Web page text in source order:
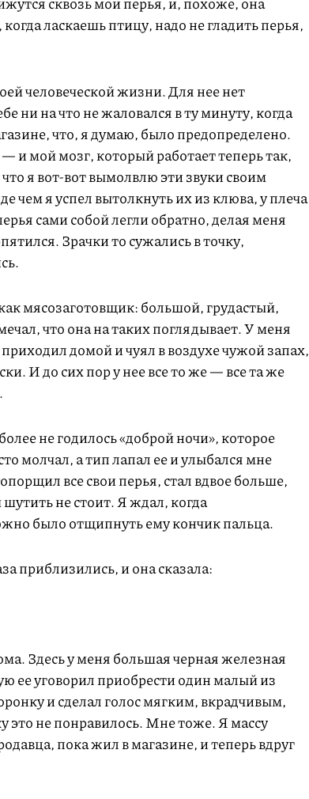
ласкаешь птицу, надо не гладить перья,
человеческой жизни. Для нее нет
ни на что не жаловался в ту минуту, когда
что, я думаю, было предопределено.
и мой мозг, который работает теперь так,
я вот-вот вымолвлю эти звуки своим
я успел вытолкнуть их из клюва, у плеча
сами собой легли обратно, делая меня
Зрачки то сужались в точку,
мясозаготовщик: большой, грудастый,
что она на таких поглядывает. У меня
домой и чуял в воздухе чужой запах,
И до сих пор у нее все то же — все та же
не годилось «доброй ночи», которое
молчал, а тип лапал ее и улыбался мне
все свои перья, стал вдвое больше,
не стоит. Я ждал, когда
было отщипнуть ему кончик пальца.
приблизились, и она сказала:
Здесь у меня большая черная железная
ее уговорил приобрести один малый из
и сделал голос мягким, вкрадчивым,
не понравилось. Мне тоже. Я массу
пока жил в магазине, и теперь вдруг